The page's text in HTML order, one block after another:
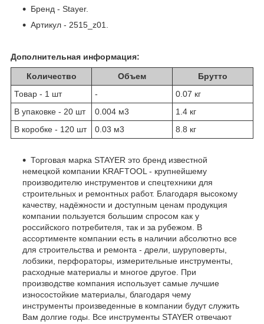
Бренд - Stayer.
Артикул - 2515_z01.
Дополнительная информация:
Количество Объем
Брутто
Товар - 1 шт
-
0.07 кг
В упаковке - 20 шт
0.004 м3
1.4 кг
В коробке - 120 шт
0.03 м3 8.8 кг
Торговая марка STAYER это бренд известной
немецкой компании KRAFTOOL - крупнейшему
производителю инструментов и спецтехники для
строительных и ремонтных работ. Благодаря высокому
качеству, надёжности и доступным ценам продукция
компании пользуется большим спросом как у
российского потребителя, так и за рубежом. В
ассортименте компании есть в наличии абсолютно все
для строительства и ремонта - дрели, шуруповерты,
лобзики, перфораторы, измерительные инструменты,
расходные материалы и многое другое. При
производстве компания использует самые лучшие
износостойкие материалы, благодаря чему
инструменты произведенные в компании будут служить
Вам долгие годы. Все инструменты STAYER отвечают